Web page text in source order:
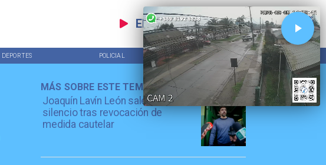
EN VIVO
DEPORTES POLICIAL TENDENCIAS
Joaquín Lavín León sale en
silencio tras revocación de
medida cautelar
MÁS SOBRE ESTE TEMA